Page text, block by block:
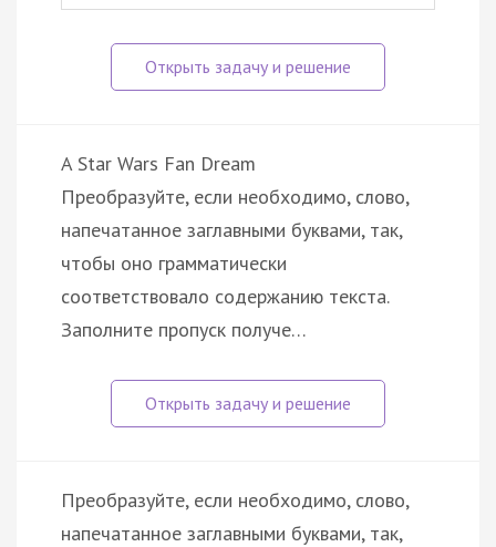
A Star Wars Fan Dream
Преобразуйте, если необходимо, слово,
напечатанное заглавными буквами, так,
чтобы оно грамматически
соответствовало содержанию текста.
Заполните пропуск получе…
Преобразуйте, если необходимо, слово,
напечатанное заглавными буквами, так,